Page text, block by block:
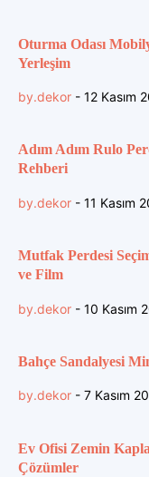
Oturma Odası
Yerleşim
by.dekor - 12 Kasım
Adım Adım Rulo
Rehberi
by.dekor - 11 Kasım
Mutfak Perdesi
ve Film
by.dekor - 10 Kasım
Bahçe Sandalyesi
by.dekor - 7 Kasım
Ev Ofisi Zemin
Çözümler